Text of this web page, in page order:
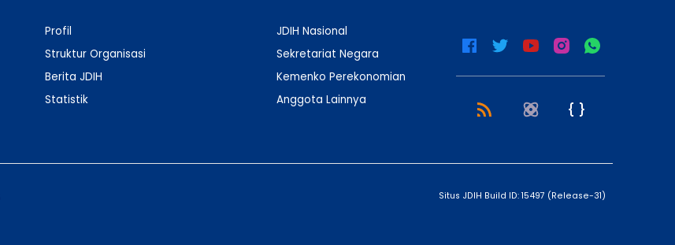
Profil
Struktur Organisasi
Berita JDIH
Statistik
JDIH Nasional
Sekretariat Negara
Kemenko Perekonomian
Anggota Lainnya
Situs JDIH Build ID: 15497 (Release-31)